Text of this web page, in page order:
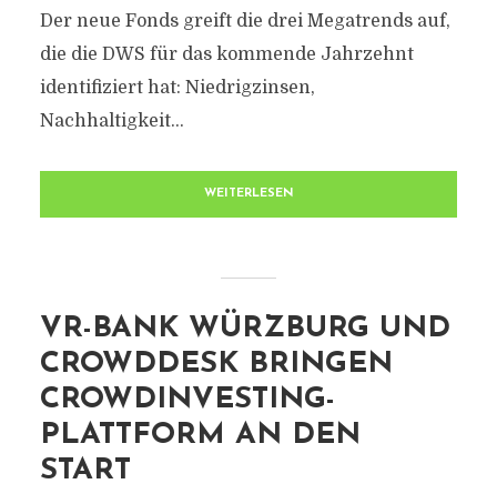
Der neue Fonds greift die drei Megatrends auf,
die die DWS für das kommende Jahrzehnt
identifiziert hat: Niedrigzinsen,
Nachhaltigkeit...
WEITERLESEN
VR-BANK WÜRZBURG UND
CROWDDESK BRINGEN
CROWDINVESTING-
PLATTFORM AN DEN
START